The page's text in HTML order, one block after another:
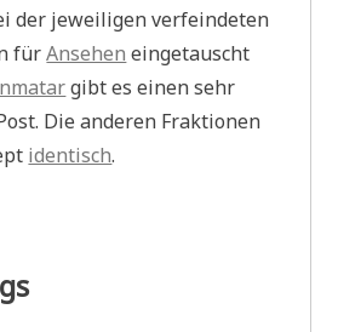
der jeweiligen verfeindeten
fürAnsehen eingetauscht
gibt es einen sehr
Die anderen Fraktionen
identisch.